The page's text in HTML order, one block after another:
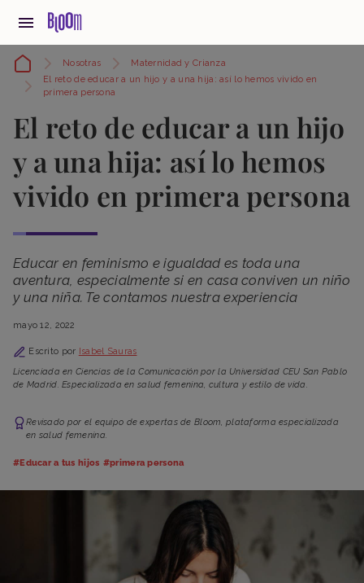
Nosotras
Maternidad y Crianza
El reto de educar a un hijo y a una hija: así lo hemos vivido en
primera persona
El reto de educar a un hijo
y a una hija: así lo hemos
vivido en primera persona
Educar en feminismo e igualdad es toda una
aventura, especialmente si en casa conviven un niño
y una niña. Te contamos nuestra experiencia
mayo 12, 2022
Escrito por
Isabel Sauras
Licenciada en Ciencias de la Comunicación por la Universidad CEU San Pablo
de Madrid. Especializada en salud femenina, cultura y estilo de vida.
Revisado por el equipo de expertas de Bloom, plataforma especializada
en salud femenina.
#Educar a tus hijos #primera persona